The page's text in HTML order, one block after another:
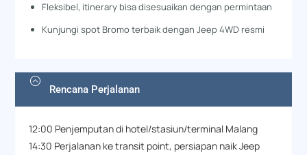
Fleksibel, itinerary bisa disesuaikan dengan permintaan
Kunjungi spot Bromo terbaik dengan Jeep 4WD resmi
Rencana Perjalanan
12:00 Penjemputan di hotel/stasiun/terminal Malang
14:30 Perjalanan ke transit point, persiapan naik Jeep